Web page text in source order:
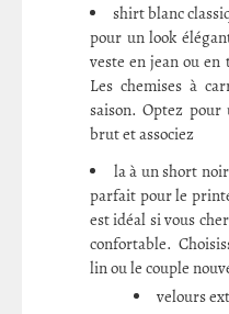
shirt blanc
pour un look
veste en jean ou
Les chemises à
saison. Optez pour
brut et associez
la à un short
parfait pour le
est idéal si vous
confortable.
lin ou le couple
velours